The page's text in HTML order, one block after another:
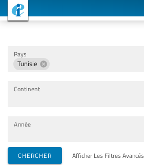
Pays
Tunisie
Continent
Année
Organisations de mise en œuvre
CHERCHER Afficher Les Filtres Avancés